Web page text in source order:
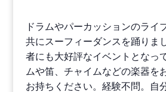
ドラムやパーカッションのライ
共にスーフィーダンスを踊りま
者にも大好評なイベントとなっ
ムや笛、チャイムなどの楽器を
お持ちください。経験不問。自